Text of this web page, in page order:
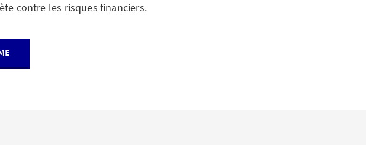
contre les risques financiers.